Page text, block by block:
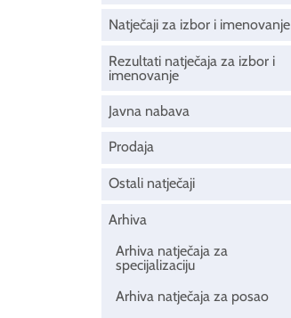
Natječaji za izbor i imenovanje
Rezultati natječaja za izbor i
imenovanje
Javna nabava
Prodaja
Ostali natječaji
Arhiva
Arhiva natječaja za
specijalizaciju
Arhiva natječaja za posao